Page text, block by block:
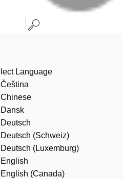
Language
Čeština
Chinese
Dansk
Deutsch
Deutsch (Schweiz)
Deutsch (Luxemburg)
English
English (Canada)